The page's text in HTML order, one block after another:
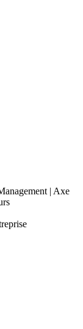
| Axe